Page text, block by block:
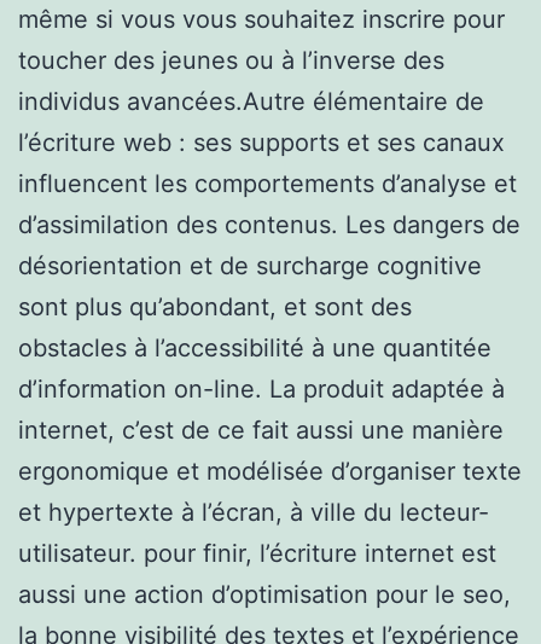
même si vous vous souhaitez inscrire pour
toucher des jeunes ou à l’inverse des
individus avancées.Autre élémentaire de
l’écriture web : ses supports et ses canaux
influencent les comportements d’analyse et
d’assimilation des contenus. Les dangers de
désorientation et de surcharge cognitive
sont plus qu’abondant, et sont des
obstacles à l’accessibilité à une quantitée
d’information on-line. La produit adaptée à
internet, c’est de ce fait aussi une manière
ergonomique et modélisée d’organiser texte
et hypertexte à l’écran, à ville du lecteur-
utilisateur. pour finir, l’écriture internet est
aussi une action d’optimisation pour le seo,
la bonne visibilité des textes et l’expérience